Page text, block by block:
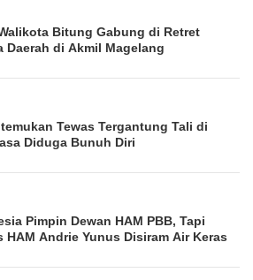
Bitung Gabung di Retret
Daerah di Akmil Magelang
Tewas Tergantung Tali di
Diduga Bunuh Diri
Pimpin Dewan HAM PBB, Tapi
HAM Andrie Yunus Disiram Air Keras